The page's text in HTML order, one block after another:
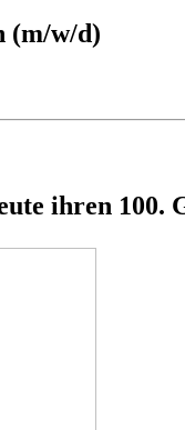
(m/w/d)
ihren 100.